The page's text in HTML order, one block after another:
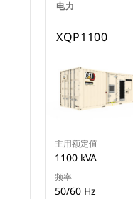
电力
XQP1100
主用额定值
1100 kVA
频率
50/60 Hz